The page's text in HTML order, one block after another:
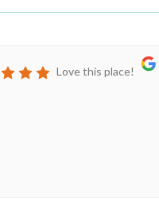
Love this place!